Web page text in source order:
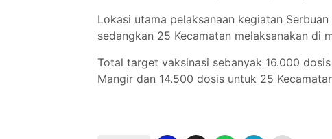
Lokasi utama pelaksanaan kegiatan
sedangkan 25 Kecamatan melaksanakan di
Total target vaksinasi sebanyak 16.000
Mangir dan 14.500 dosis untuk 25